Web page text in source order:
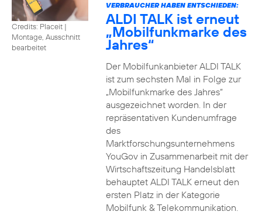
Credits: Placeit |
Montage, Ausschnitt
bearbeitet
VERBRAUCHER HABEN ENTSCHIEDEN:
ALDI TALK ist erneut
„Mobilfunkmarke des
Jahres“
Der Mobilfunkanbieter ALDI TALK
ist zum sechsten Mal in Folge zur
„Mobilfunkmarke des Jahres“
ausgezeichnet worden. In der
repräsentativen Kundenumfrage
des
Marktforschungsunternehmens
YouGov in Zusammenarbeit mit der
Wirtschaftszeitung Handelsblatt
behauptet ALDI TALK erneut den
ersten Platz in der Kategorie
Mobilfunk & Telekommunikation.